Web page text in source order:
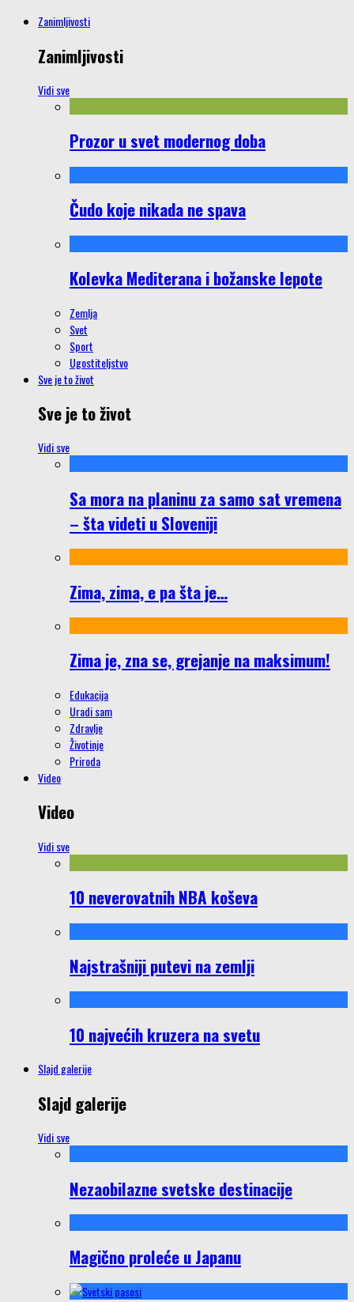
Zanimljivosti
Zanimljivosti
Vidi sve
Prozor u svet modernog doba
Čudo koje nikada ne spava
Kolevka Mediterana i božanske lepote
Zemlja
Svet
Sport
Ugostiteljstvo
Sve je to život
Sve je to život
Vidi sve
Sa mora na planinu za samo sat vremena
– šta videti u Sloveniji
Zima, zima, e pa šta je…
Zima je, zna se, grejanje na maksimum!
Edukacija
Uradi sam
Zdravlje
Životinje
Priroda
Video
Video
Vidi sve
10 neverovatnih NBA koševa
Najstrašniji putevi na zemlji
10 najvećih kruzera na svetu
Slajd galerije
Slajd galerije
Vidi sve
Nezaobilazne svetske destinacije
Magično proleće u Japanu